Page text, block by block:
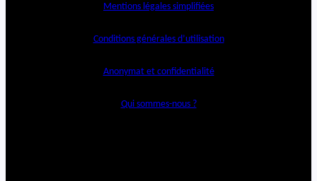
Mentions légales simplifiées
Conditions générales d’utilisation
Anonymat et confidentialité
Qui sommes-nous ?